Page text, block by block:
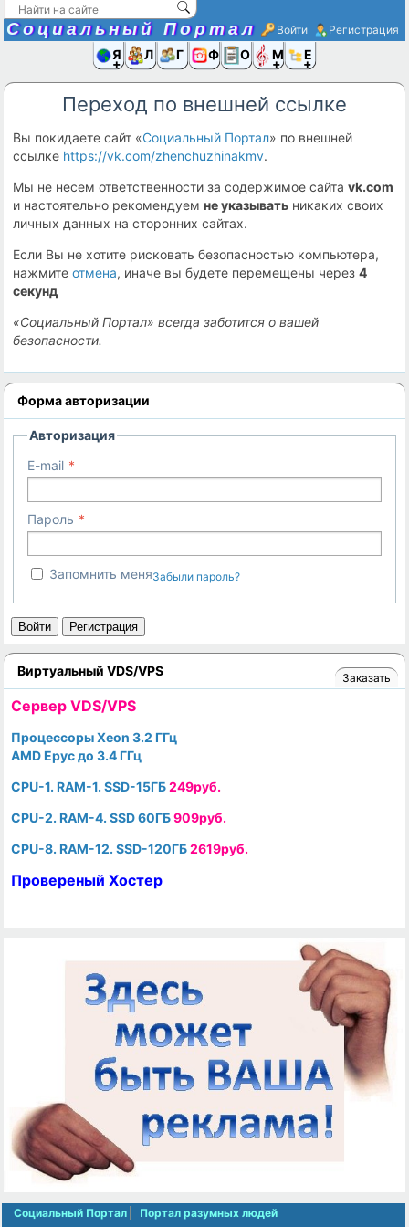
Социальный Портал Войти Регистрация
Я иЛюди
Группы
Фото Ещё
Переход по внешней ссылке
Вы покидаете сайт «Социальный Портал» по внешней
ссылке https://vk.com/zhenchuzhinakmv.
Мы не несем ответственности за содержимое сайтаvk.com
и настоятельно рекомендуемне указывать никаких своих
личных данных на сторонних сайтах.
Если Вы не хотите рисковать безопасностью компьютера,
нажмитеотмена, иначе вы будете перемещены через4
секунд
«Социальный Портал» всегда заботится о вашей
безопасности.
Форма авторизации
Авторизация
E-mail
Пароль
Запомнить меняЗабыли пароль?
Войти Регистрация
Виртуальный VDS/VPS Заказать
Cервер VDS/VPS
Процессоры Xeon 3.2 ГГц
AMD Epyc до 3.4 ГГц
CPU-1. RAM-1. SSD-15ГБ249руб.
CPU-2. RAM-4. SSD 60ГБ909руб.
CPU-8. RAM-12. SSD-120ГБ2619руб.
Провереный Хостер
Социальный Портал Портал разумных людей